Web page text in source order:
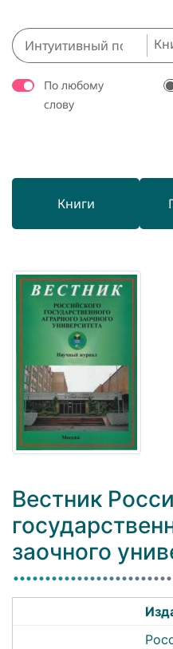
По любому
слову
Книги
Вестник
заочного